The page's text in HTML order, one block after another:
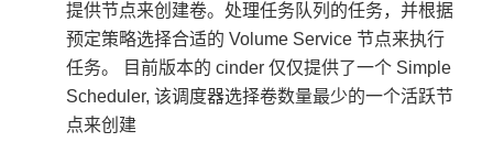
提供节点来创建卷。处理任务队列的任务，并根据
预定策略选择合适的 Volume Service 节点来执行
任务。 目前版本的 cinder 仅仅提供了一个 Simple
Scheduler, 该调度器选择卷数量最少的一个活跃节
点来创建